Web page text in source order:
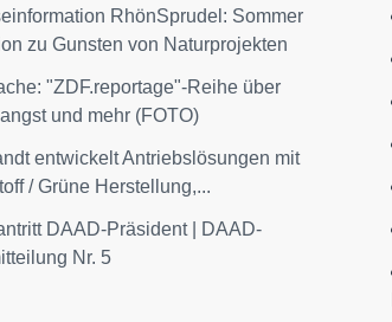
RhönSprudel: Sommer
zu Gunsten von Naturprojekten
"ZDF.reportage"-Reihe über
und mehr (FOTO)
entwickelt Antriebslösungen mit
/ Grüne Herstellung,...
DAAD-Präsident | DAAD-
Nr. 5